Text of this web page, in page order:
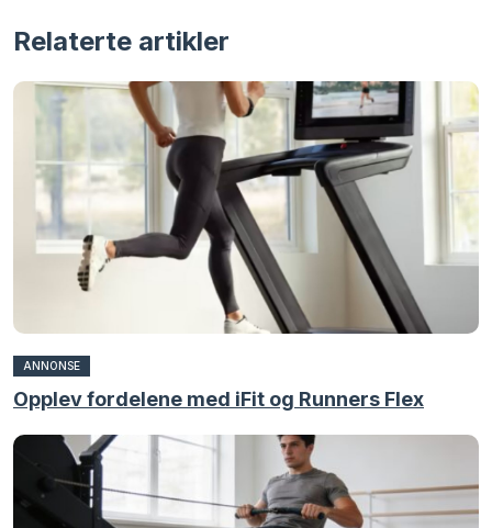
Relaterte artikler
ANNONSE
Opplev fordelene med iFit og Runners Flex